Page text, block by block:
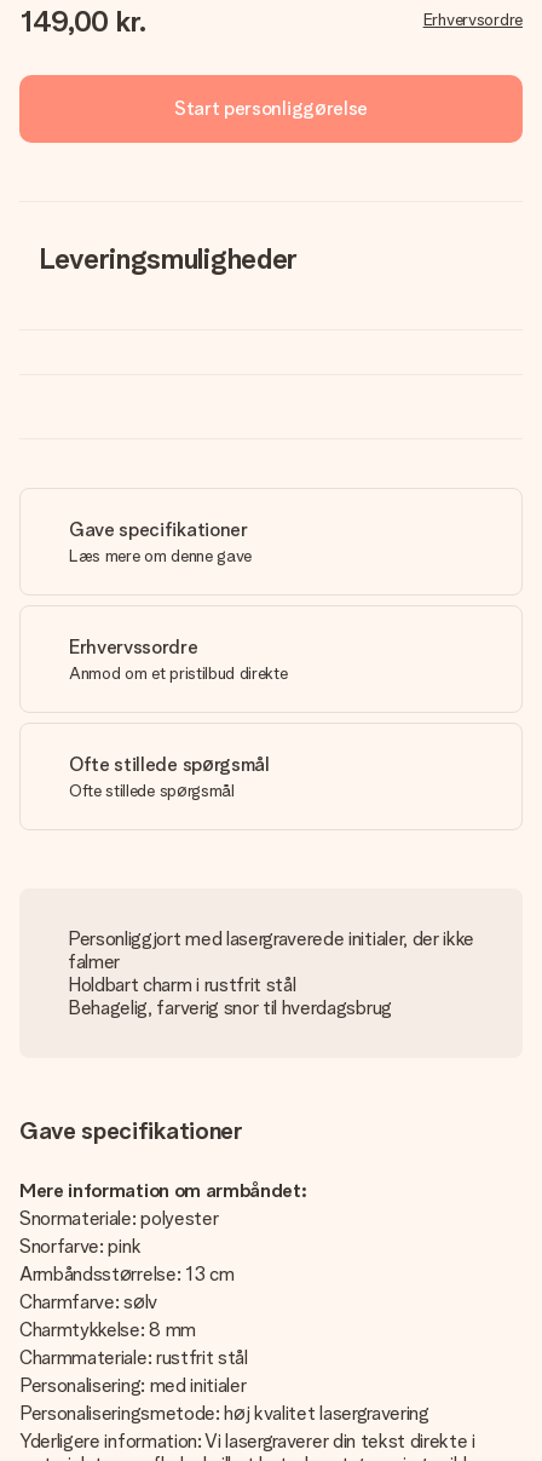
149,00 kr. Erhvervsordre
Start personliggørelse
Leveringsmuligheder
Gave specifikationer
Læs mere om denne gave
Erhvervssordre
Anmod om et pristilbud direkte
Ofte stillede spørgsmål
Ofte stillede spørgsmål
Personliggjort med lasergraverede initialer, der ikke
falmer
Holdbart charm i rustfrit stål
Behagelig, farverig snor til hverdagsbrug
Gave specifikationer
Mere information om armbåndet:
Snormateriale: polyester
Snorfarve: pink
Armbåndsstørrelse: 13 cm
Charmfarve: sølv
Charmtykkelse: 8 mm
Charmmateriale: rustfrit stål
Personalisering: med initialer
Personaliseringsmetode: høj kvalitet lasergravering
Yderligere information: Vi lasergraverer din tekst direkte i